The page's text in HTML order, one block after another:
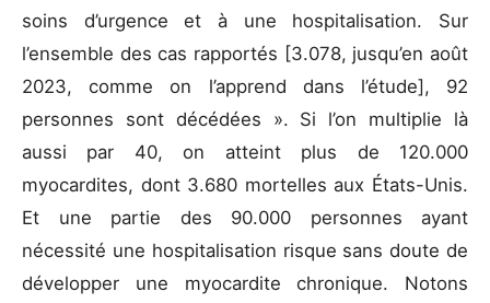
soins d’urgence et à une hospitalisation. Sur
l’ensemble des cas rapportés [3.078, jusqu’en août
2023, comme on l’apprend dans l’étude], 92
personnes sont décédées ». Si l’on multiplie là
aussi par 40, on atteint plus de 120.000
myocardites, dont 3.680 mortelles aux États-Unis.
Et une partie des 90.000 personnes ayant
nécessité une hospitalisation risque sans doute de
développer une myocardite chronique. Notons